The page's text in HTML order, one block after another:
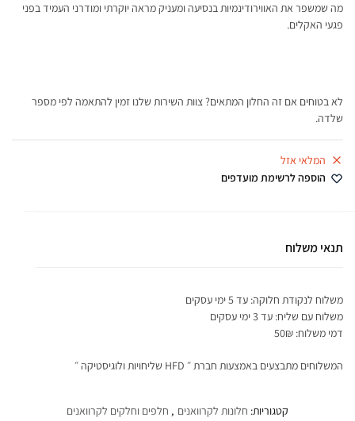
מה שמשפר את האווירודינמיות בנסיעה ומעניק מראה יוקרתי ומודרני העמיד בפני
פגעי האקלים.
לא בטוחים אם זה החלון המתאים? צוות השירות שלנו זמין להתאמה לפי מספר
שלדה.
המלאי אזל
הוספה לרשימת מועדפים
תנאי משלוח
משלוח לנקודת חלוקה: עד 5 ימי עסקים
משלוח עם שליח: עד 3 ימי עסקים
דמי משלוח: 50₪
המשלוחים מתבצעים באמצעות חברת ״ HFD שליחויות ולוגיסטיקה ״
קטגוריות: חלונות לקרוואנים , חלפים וחלקים לקרוואנים